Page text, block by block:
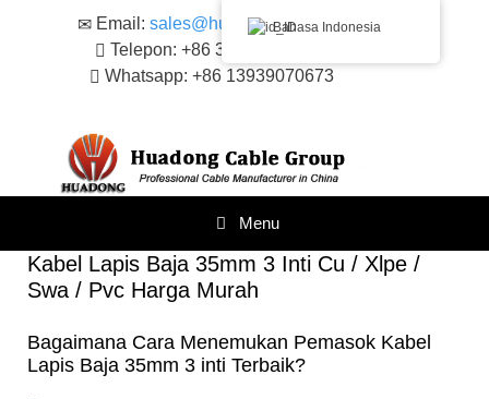
Email: sales@huadongacsr.com
Telepon: +86 371-86230866
Whatsapp: +86 13939070673
Menu
Kabel Lapis Baja 35mm 3 Inti Cu / Xlpe /
Swa / Pvc Harga Murah
Bagaimana Cara Menemukan Pemasok Kabel
Lapis Baja 35mm 3 inti Terbaik?
Bahasa Indonesia